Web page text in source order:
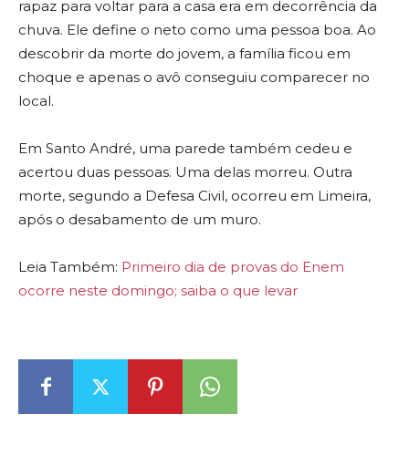
rapaz para voltar para a casa era em decorrência da
chuva. Ele define o neto como uma pessoa boa. Ao
descobrir da morte do jovem, a família ficou em
choque e apenas o avô conseguiu comparecer no
local.
Em Santo André, uma parede também cedeu e
acertou duas pessoas. Uma delas morreu. Outra
morte, segundo a Defesa Civil, ocorreu em Limeira,
após o desabamento de um muro.
Leia Também: Primeiro dia de provas do Enem
ocorre neste domingo; saiba o que levar